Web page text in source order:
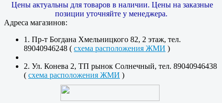
Цены актуальны для товаров в наличии. Цены на заказные
позиции уточняйте у менеджера.
Адреса магазинов:
1. Пр-т Богдана Хмельницкого 82, 2 этаж, тел.
89040946248 ( схема расположения ЖМИ )
2. Ул. Конева 2, ТП рынок Солнечный, тел. 89040946438
( схема расположения ЖМИ )